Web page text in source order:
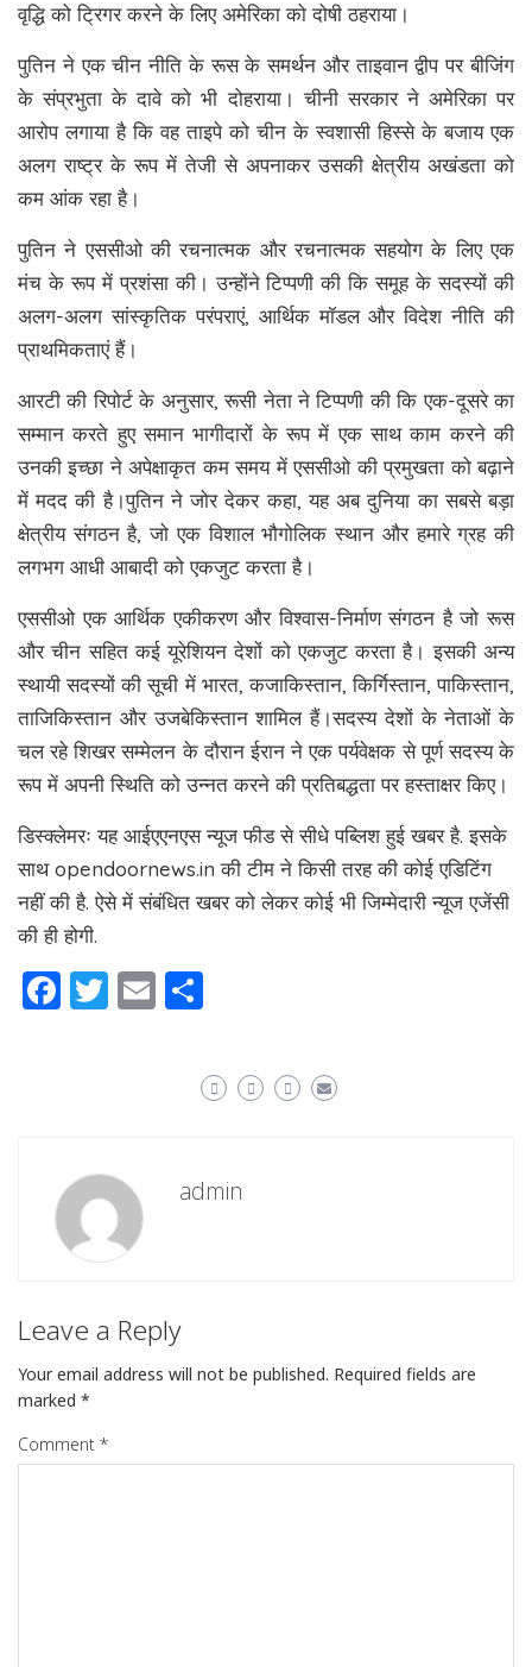
वृद्धि को ट्रिगर करने के लिए अमेरिका को दोषी ठहराया।
पुतिन ने एक चीन नीति के रूस के समर्थन और ताइवान द्वीप पर बीजिंग
के संप्रभुता के दावे को भी दोहराया। चीनी सरकार ने अमेरिका पर
आरोप लगाया है कि वह ताइपे को चीन के स्वशासी हिस्से के बजाय एक
अलग राष्ट्र के रूप में तेजी से अपनाकर उसकी क्षेत्रीय अखंडता को
कम आंक रहा है।
पुतिन ने एससीओ की रचनात्मक और रचनात्मक सहयोग के लिए एक
मंच के रूप में प्रशंसा की। उन्होंने टिप्पणी की कि समूह के सदस्यों की
अलग-अलग सांस्कृतिक परंपराएं, आर्थिक मॉडल और विदेश नीति की
प्राथमिकताएं हैं।
आरटी की रिपोर्ट के अनुसार, रूसी नेता ने टिप्पणी की कि एक-दूसरे का
सम्मान करते हुए समान भागीदारों के रूप में एक साथ काम करने की
उनकी इच्छा ने अपेक्षाकृत कम समय में एससीओ की प्रमुखता को बढ़ाने
में मदद की है।पुतिन ने जोर देकर कहा, यह अब दुनिया का सबसे बड़ा
क्षेत्रीय संगठन है, जो एक विशाल भौगोलिक स्थान और हमारे ग्रह की
लगभग आधी आबादी को एकजुट करता है।
एससीओ एक आर्थिक एकीकरण और विश्वास-निर्माण संगठन है जो रूस
और चीन सहित कई यूरेशियन देशों को एकजुट करता है। इसकी अन्य
स्थायी सदस्यों की सूची में भारत, कजाकिस्तान, किर्गिस्तान, पाकिस्तान,
ताजिकिस्तान और उजबेकिस्तान शामिल हैं।सदस्य देशों के नेताओं के
चल रहे शिखर सम्मेलन के दौरान ईरान ने एक पर्यवेक्षक से पूर्ण सदस्य के
रूप में अपनी स्थिति को उन्नत करने की प्रतिबद्धता पर हस्ताक्षर किए।
डिस्क्लेमरः यह आईएएनएस न्यूज फीड से सीधे पब्लिश हुई खबर है. इसके
साथ opendoornews.in की टीम ने किसी तरह की कोई एडिटिंग
नहीं की है. ऐसे में संबंधित खबर को लेकर कोई भी जिम्मेदारी न्यूज एजेंसी
की ही होगी.
Facebook
Twitter
Email
admin
Leave a Reply
Your email address will not be published. Required fields are
marked *
Comment *